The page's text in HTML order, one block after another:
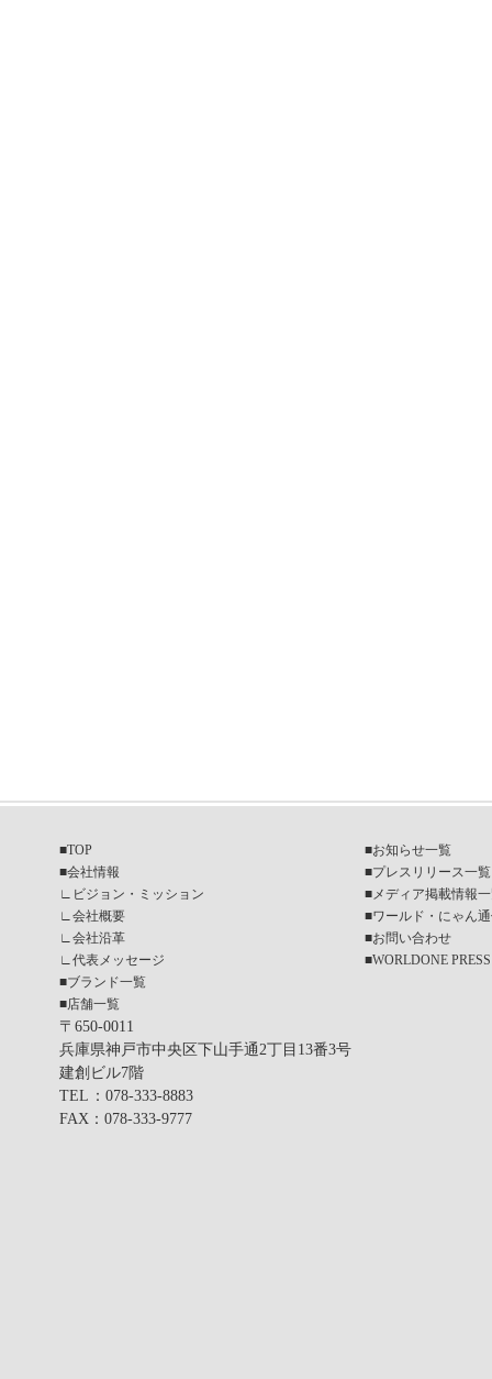
■TOP
■会社情報
∟
ビジョン・ミッション
∟ 会社概要
∟ 会社沿革
∟ 代表メッセージ
■ブランド一覧
■店舗一覧
■お知らせ一覧
■プレスリリース一覧
■ メディア掲載情報
■ワールド・にゃん
■お問い合わせ
■WORLDONE PRESS
〒650-0011
兵庫県神戸市中央区下山手通2丁目13番3号
建創ビル7階
TEL ：078-333-8883
FAX ：078-333-9777